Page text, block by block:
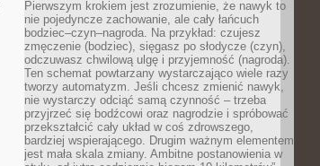
Pierwszym krokiem jest zrozumienie, że nawyk to
nie pojedyncze zachowanie, ale cały łańcuch
bodziec–czyn–nagroda. Na przykład: czujesz
zmęczenie (bodziec), sięgasz po słodycze (czyn),
odczuwasz chwilową ulgę i przyjemność (nagroda).
Ten schemat powtarzany wystarczająco wiele razy
tworzy automatyzm. Jeśli chcesz zmienić nawyk,
nie wystarczy odciąć samą czynność – trzeba
przyjrzeć się bodźcowi oraz nagrodzie i spróbować
przekształcić cały układ w coś zdrowszego,
bardziej wspierającego. Drugim ważnym elementem
jest mała skala zmiany. Ambitne postanowienia w